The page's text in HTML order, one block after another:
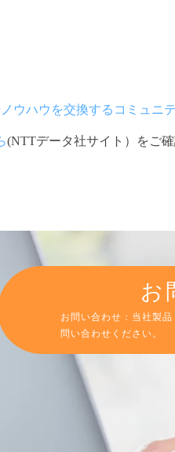
ウハウを交換するコミュニ
(NTTデータ社サイト）をご
お
お問い合わせ：当社製
問い合わせください。